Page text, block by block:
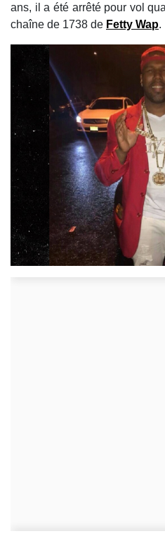
ans, il a été arrêté pour vol
chaîne de 1738 de Fetty Wap.